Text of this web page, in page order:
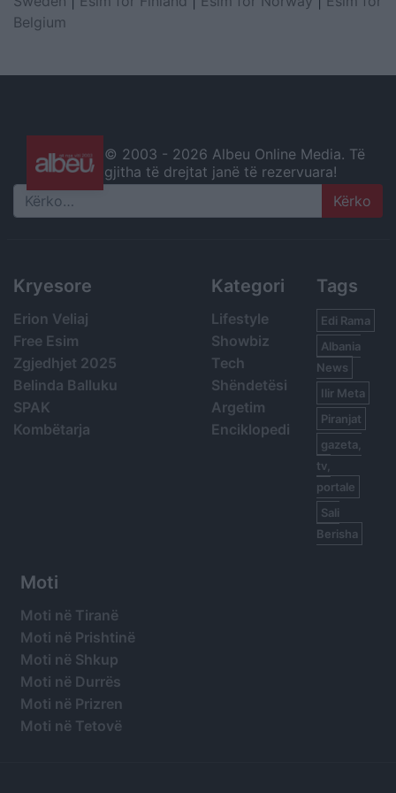
Belgium
© 2003 - 2026 Albeu Online Media. Të
gjitha të drejtat janë të rezervuara!
Search
Kryesore
Erion Veliaj
Free Esim
Zgjedhjet 2025
Belinda Balluku
SPAK
Kombëtarja
Kategori
Lifestyle
Showbiz
Tech
Shëndetësi
Argetim
Enciklopedi
Tags
Edi Rama
Albania
News
Ilir Meta
Piranjat
gazeta,
tv,
portale
Sali
Berisha
Moti
Moti në Tiranë
Moti në Prishtinë
Moti në Shkup
Moti në Durrës
Moti në Prizren
Moti në Tetovë